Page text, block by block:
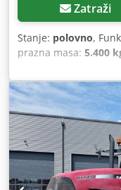
Zatraži
Stanje: polovno,
prazna masa: 5.400
5.550 mm,
Diesel Motor, širina